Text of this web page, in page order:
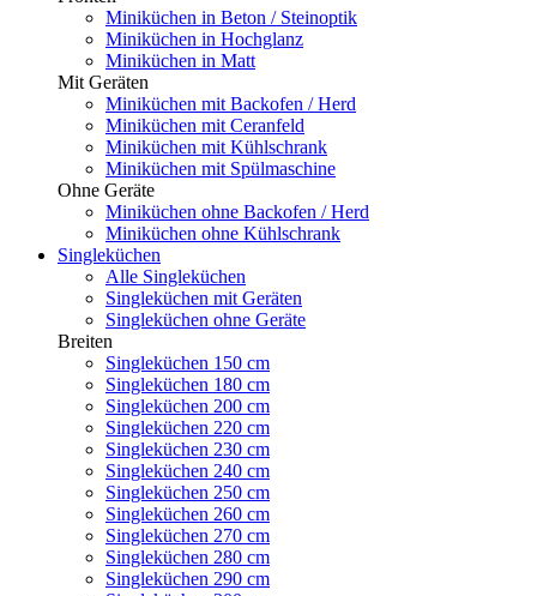
Miniküchen in Beton / Steinoptik
Miniküchen in Hochglanz
Miniküchen in Matt
Mit Geräten
Miniküchen mit Backofen / Herd
Miniküchen mit Ceranfeld
Miniküchen mit Kühlschrank
Miniküchen mit Spülmaschine
Ohne Geräte
Miniküchen ohne Backofen / Herd
Miniküchen ohne Kühlschrank
Singleküchen
Alle Singleküchen
Singleküchen mit Geräten
Singleküchen ohne Geräte
Breiten
Singleküchen 150 cm
Singleküchen 180 cm
Singleküchen 200 cm
Singleküchen 220 cm
Singleküchen 230 cm
Singleküchen 240 cm
Singleküchen 250 cm
Singleküchen 260 cm
Singleküchen 270 cm
Singleküchen 280 cm
Singleküchen 290 cm